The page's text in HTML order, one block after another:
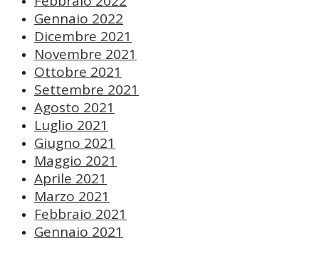
Gennaio 2022
Dicembre 2021
Novembre 2021
Ottobre 2021
Settembre 2021
Agosto 2021
Luglio 2021
Giugno 2021
Maggio 2021
Aprile 2021
Marzo 2021
Febbraio 2021
Gennaio 2021